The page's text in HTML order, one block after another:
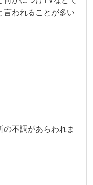
言われることが多い
の不調があらわれま